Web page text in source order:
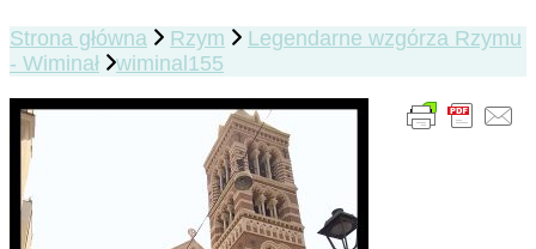
Strona główna Rzym
Legendarne wzgórza Rzymu
- Wiminał
wiminal155